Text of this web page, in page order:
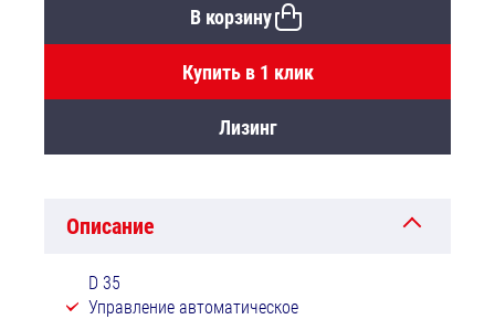
В корзину
Купить в 1 клик
Лизинг
Описание
D 35
Управление автоматическое